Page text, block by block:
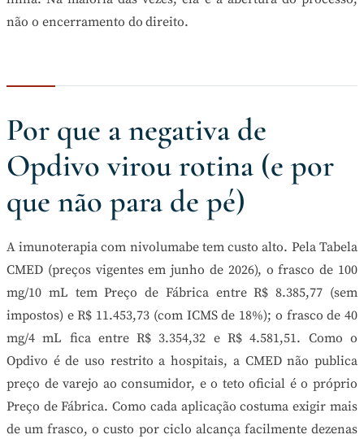
não o encerramento do direito.
Por que a negativa de
Opdivo virou rotina (e por
que não para de pé)
A imunoterapia com nivolumabe tem custo alto. Pela Tabela
CMED (preços vigentes em junho de 2026), o frasco de 100
mg/10 mL tem Preço de Fábrica entre R$ 8.385,77 (sem
impostos) e R$ 11.453,73 (com ICMS de 18%); o frasco de 40
mg/4 mL fica entre R$ 3.354,32 e R$ 4.581,51. Como o
Opdivo é de uso restrito a hospitais, a CMED não publica
preço de varejo ao consumidor, e o teto oficial é o próprio
Preço de Fábrica. Como cada aplicação costuma exigir mais
de um frasco, o custo por ciclo alcança facilmente dezenas